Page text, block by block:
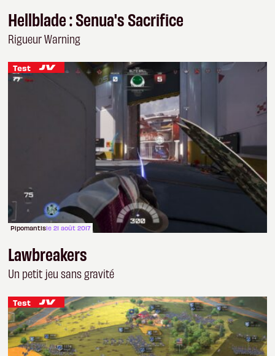
Hellblade : Senua's Sacrifice
Rigueur Warning
Test
Pipomantisle 21 août 2017
Lawbreakers
Un petit jeu sans gravité
Test